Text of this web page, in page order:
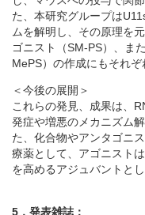
た、本研究グループは
ムを解明し、その原理を
ゴニスト（SM-PS）、ま
MePS）の作成にもそれぞ
＜今後の展開＞
これらの発見、成果は、
発症や増悪のメカニズム
た、化合物やアンタゴニ
療薬として、アゴニスト
を高めるアジュバントと
5．発表雑誌：